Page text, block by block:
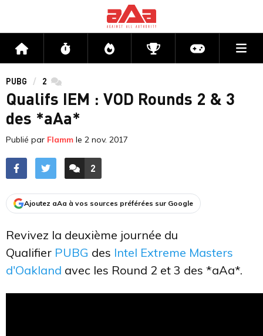
Accueil Flux Directs CompétitionsActu jeux
PUBG 2 commentaires
Qualifs IEM : VOD Rounds 2 & 3
des *aAa*
Publié par Flamm le 2 nov. 2017
ACCÉDER AUX
2
COMMENTAIRES
Ajoutez aAa à vos sources préférées sur Google
Revivez la deuxième journée du
Qualifier PUBG des Intel Extreme Masters
d'Oakland avec les Round 2 et 3 des *aAa*.